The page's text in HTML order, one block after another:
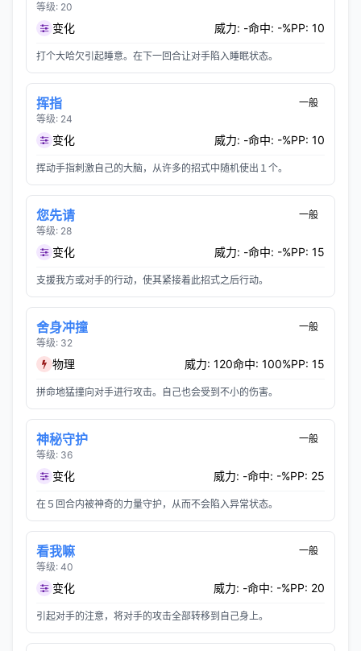
等级: 20
变化 威力: -命中: -%PP: 10
打个大哈欠引起睡意。在下一回合让对手陷入睡眠状态。
挥指
等级: 24
一般
变化 威力: -命中: -%PP: 10
挥动手指刺激自己的大脑，从许多的招式中随机使出１个。
您先请
等级: 28
一般
变化 威力: -命中: -%PP: 15
支援我方或对手的行动，使其紧接着此招式之后行动。
舍身冲撞
等级: 32
一般
物理 威力: 120命中: 100%PP: 15
拼命地猛撞向对手进行攻击。自己也会受到不小的伤害。
神秘守护
等级: 36
一般
变化 威力: -命中: -%PP: 25
在５回合内被神奇的力量守护，从而不会陷入异常状态。
看我嘛
等级: 40
一般
变化 威力: -命中: -%PP: 20
引起对手的注意，将对手的攻击全部转移到自己身上。